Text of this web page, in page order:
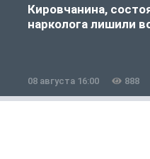
Кировчанина,
нарколога лишили
08 августа 16:00 888